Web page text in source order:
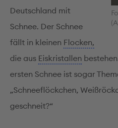
Deutschland mit
Schnee. Der Schnee
fällt in kleinen Flocken,
die aus Eiskristallen
ersten Schnee ist sogar
„Schneeflöckchen,
geschneit?“